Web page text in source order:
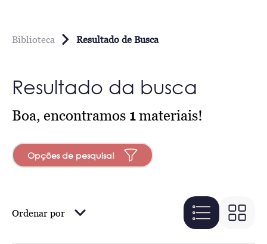
Biblioteca Resultado de Busca
Resultado da busca
Boa, encontramos 1materiais!
Opções de pesquisa!
Ordenar por